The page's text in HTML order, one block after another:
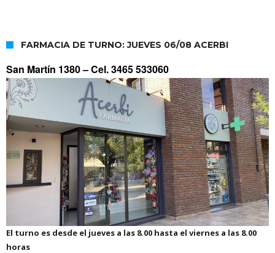
FARMACIA DE TURNO: JUEVES 06/08 ACERBI
San Martín 1380 –Cel. 3465 533060
El turno es desde el jueves a las 8.00 hasta el viernes a las 8.00
horas